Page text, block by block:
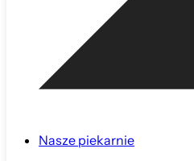
Nasze piekarnie